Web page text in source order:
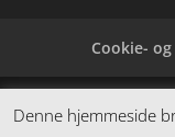
Cookie-
Denne
spændende
Denne hjemmeside